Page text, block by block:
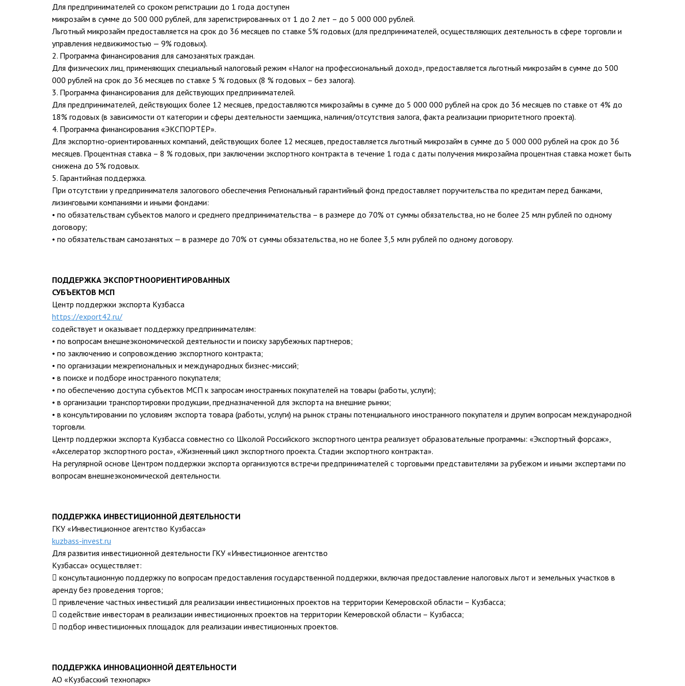
Для предпринимателей со сроком регистрации до 1 года доступен
микрозайм в сумме до 500 000 рублей, для зарегистрированных от 1 до 2 лет – до 5 000 000 рублей.
Льготный микрозайм предоставляется на срок до 36 месяцев по ставке 5% годовых (для предпринимателей, осуществляющих деятельность в сфере торговли и
управления недвижимостью — 9% годовых).
2. Программа финансирования для самозанятых граждан.
Для физических лиц, применяющих специальный налоговый режим «Налог на профессиональный доход», предоставляется льготный микрозайм в сумме до 500
000 рублей на срок до 36 месяцев по ставке 5 % годовых (8 % годовых – без залога).
3. Программа финансирования для действующих предпринимателей.
Для предпринимателей, действующих более 12 месяцев, предоставляются микрозаймы в сумме до 5 000 000 рублей на срок до 36 месяцев по ставке от 4% до
18% годовых (в зависимости от категории и сферы деятельности заемщика, наличия/отсутствия залога, факта реализации приоритетного проекта).
4. Программа финансирования «ЭКСПОРТЁР».
Для экспортно-ориентированных компаний, действующих более 12 месяцев, предоставляется льготный микрозайм в сумме до 5 000 000 рублей на срок до 36
месяцев. Процентная ставка – 8 % годовых, при заключении экспортного контракта в течение 1 года с даты получения микрозайма процентная ставка может быть
снижена до 5% годовых.
5. Гарантийная поддержка.
При отсутствии у предпринимателя залогового обеспечения Региональный гарантийный фонд предоставляет поручительства по кредитам перед банками,
лизинговыми компаниями и иными фондами:
• по обязательствам субъектов малого и среднего предпринимательства – в размере до 70% от суммы обязательства, но не более 25 млн рублей по одному
договору;
• по обязательствам самозанятых — в размере до 70% от суммы обязательства, но не более 3,5 млн рублей по одному договору.
ПОДДЕРЖКА ЭКСПОРТНООРИЕНТИРОВАННЫХ
СУБЪЕКТОВ МСП
Центр поддержки экспорта Кузбасса
https://export42.ru/
содействует и оказывает поддержку предпринимателям:
• по вопросам внешнеэкономической деятельности и поиску зарубежных партнеров;
• по заключению и сопровождению экспортного контракта;
• по организации межрегиональных и международных бизнес-миссий;
• в поиске и подборе иностранного покупателя;
• по обеспечению доступа субъектов МСП к запросам иностранных покупателей на товары (работы, услуги);
• в организации транспортировки продукции, предназначенной для экспорта на внешние рынки;
• в консультировании по условиям экспорта товара (работы, услуги) на рынок страны потенциального иностранного покупателя и другим вопросам международной
торговли.
Центр поддержки экспорта Кузбасса совместно со Школой Российского экспортного центра реализует образовательные программы: «Экспортный форсаж»,
«Акселератор экспортного роста», «Жизненный цикл экспортного проекта. Стадии экспортного контракта».
На регулярной основе Центром поддержки экспорта организуются встречи предпринимателей с торговыми представителями за рубежом и иными экспертами по
вопросам внешнеэкономической деятельности.
ПОДДЕРЖКА ИНВЕСТИЦИОННОЙ ДЕЯТЕЛЬНОСТИ
ГКУ «Инвестиционное агентство Кузбасса»
kuzbass-invest.ru
Для развития инвестиционной деятельности ГКУ «Инвестиционное агентство
Кузбасса» осуществляет:
 консультационную поддержку по вопросам предоставления государственной поддержки, включая предоставление налоговых льгот и земельных участков в
аренду без проведения торгов;
 привлечение частных инвестиций для реализации инвестиционных проектов на территории Кемеровской области – Кузбасса;
 содействие инвесторам в реализации инвестиционных проектов на территории Кемеровской области – Кузбасса;
 подбор инвестиционных площадок для реализации инвестиционных проектов.
ПОДДЕРЖКА ИННОВАЦИОННОЙ ДЕЯТЕЛЬНОСТИ
АО «Кузбасский технопарк»